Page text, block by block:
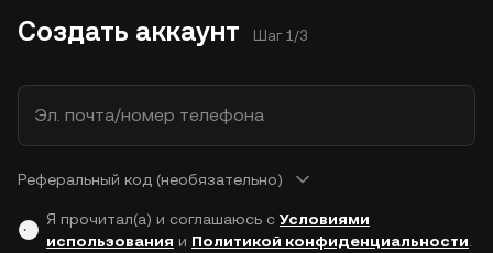
Создать аккаунт Шаг 1/3
Эл. почта/номер телефона
Реферальный код (необязательно)
Я прочитал(а) и соглашаюсь с Условиями
использования и Политикой конфиденциальности